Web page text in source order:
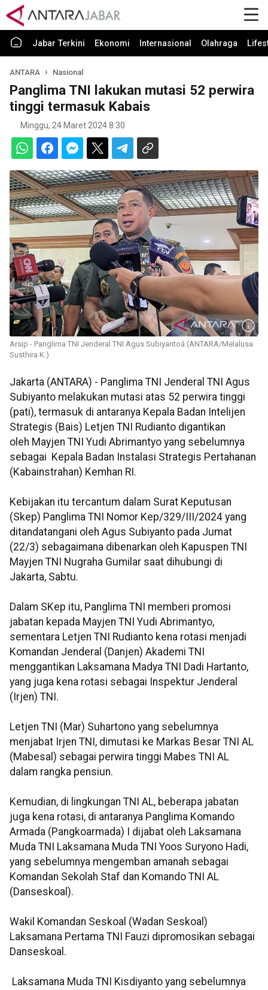
Jabar Terkini Ekonomi Internasional Olahraga
ANTARA Nasional
Panglima TNI lakukan mutasi 52 perwira
tinggi termasuk Kabais
Minggu, 24 Maret 2024 8:30
Arsip - Panglima TNI Jenderal TNI Agus Subiyantoâ (ANTARA/Melalusa
Susthira K.)
Jakarta (ANTARA) - Panglima TNI Jenderal TNI Agus
Subiyanto melakukan mutasi atas 52 perwira tinggi
(pati), termasuk di antaranya Kepala Badan Intelijen
Strategis (Bais) Letjen TNI Rudianto digantikan
oleh Mayjen TNI Yudi Abrimantyo yang sebelumnya
sebagai Kepala Badan Instalasi Strategis Pertahanan
(Kabainstrahan) Kemhan RI.
Kebijakan itu tercantum dalam Surat Keputusan
(Skep) Panglima TNI Nomor Kep/329/III/2024 yang
ditandatangani oleh Agus Subiyanto pada Jumat
(22/3) sebagaimana dibenarkan oleh Kapuspen TNI
Mayjen TNI Nugraha Gumilar saat dihubungi di
Jakarta, Sabtu.
Dalam SKep itu, Panglima TNI memberi promosi
jabatan kepada Mayjen TNI Yudi Abrimantyo,
sementara Letjen TNI Rudianto kena rotasi menjadi
Komandan Jenderal (Danjen) Akademi TNI
menggantikan Laksamana Madya TNI Dadi Hartanto,
yang juga kena rotasi sebagai Inspektur Jenderal
(Irjen) TNI.
Letjen TNI (Mar) Suhartono yang sebelumnya
menjabat Irjen TNI, dimutasi ke Markas Besar TNI AL
(Mabesal) sebagai perwira tinggi Mabes TNI AL
dalam rangka pensiun.
Kemudian, di lingkungan TNI AL, beberapa jabatan
juga kena rotasi, di antaranya Panglima Komando
Armada (Pangkoarmada) I dijabat oleh Laksamana
Muda TNI Laksamana Muda TNI Yoos Suryono Hadi,
yang sebelumnya mengemban amanah sebagai
Komandan Sekolah Staf dan Komando TNI AL
(Danseskoal).
Wakil Komandan Seskoal (Wadan Seskoal)
Laksamana Pertama TNI Fauzi dipromosikan sebagai
Danseskoal.
Laksamana Muda TNI Kisdiyanto yang sebelumnya